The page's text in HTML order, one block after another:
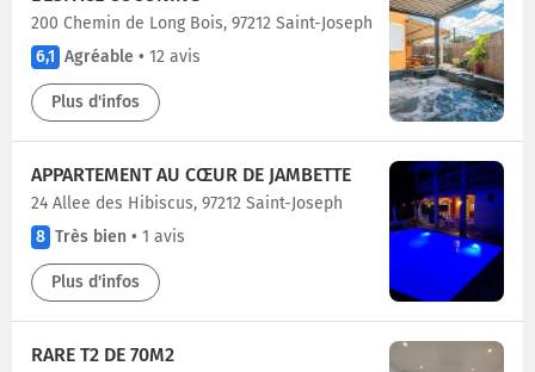
200 Chemin de Long Bois, 97212 Saint-Joseph
6,1 Agréable • 12 avis
Plus d'infos
APPARTEMENT AU CŒUR DE JAMBETTE
24 Allee des Hibiscus, 97212 Saint-Joseph
8 Très bien • 1 avis
Plus d'infos
RARE T2 DE 70M2